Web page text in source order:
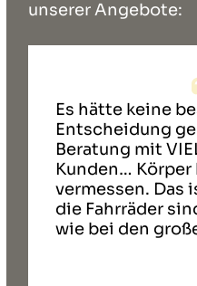
unserer Angebote:
Es hätte keine
Entscheidung
Beratung mit
Kunden…
vermessen. Das
die Fahrräder
wie bei den